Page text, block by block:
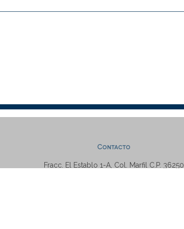
Contacto
Fracc. El Establo 1-A, Col. Marfil C.P. 36250